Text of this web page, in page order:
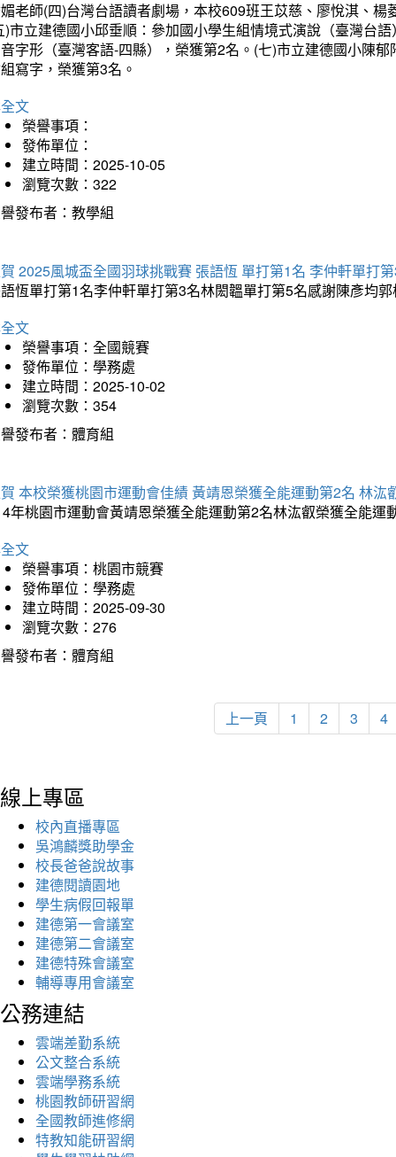
老師(四)台灣台語讀者劇場，本校609班王苡慈、廖悅淇、
)市立建德國小邱垂順：參加國小學生組情境式演說（臺灣台
字形（臺灣客語-四縣），榮獲第2名。(七)市立建德國小陳
寫字，榮獲第3名。
文
榮譽事項：
發佈單位：
建立時間：2025-10-05
瀏覽次數：322
發布者：教學組
2025風城盃全國羽球挑戰賽 張語恆 單打第1名 李仲軒單打
恆單打第1名李仲軒單打第3名林閎韞單打第5名感謝陳彥均
文
榮譽事項：全國競賽
發佈單位：學務處
建立時間：2025-10-02
瀏覽次數：354
發布者：體育組
本校榮獲桃園市運動會佳績 黃靖恩榮獲全能運動第2名 林汯
年桃園市運動會黃靖恩榮獲全能運動第2名林汯叡榮獲全能運
文
榮譽事項：桃園市競賽
發佈單位：學務處
建立時間：2025-09-30
瀏覽次數：276
發布者：體育組
上一頁 1 2 3 4
線上專區
校內直播專區
吳鴻麟獎助學金
校長爸爸說故事
建德閱讀園地
學生病假回報單
建德第一會議室
建德第二會議室
建德特殊會議室
輔導專用會議室
公務連結
雲端差勤系統
公文整合系統
雲端學務系統
桃園教師研習網
全國教師進修網
特教知能研習網